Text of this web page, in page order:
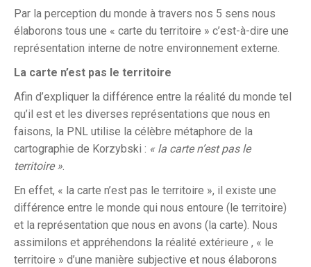
Par la perception du monde à travers nos 5 sens nous
élaborons tous une « carte du territoire » c’est-à-dire une
représentation interne de notre environnement externe.
La carte n’est pas le territoire
Afin d’expliquer la différence entre la réalité du monde tel
qu’il est et les diverses représentations que nous en
faisons, la PNL utilise la célèbre métaphore de la
cartographie de Korzybski : « la carte n’est pas le
territoire ».
En effet, « la carte n’est pas le territoire », il existe une
différence entre le monde qui nous entoure (le territoire)
et la représentation que nous en avons (la carte). Nous
assimilons et appréhendons la réalité extérieure , « le
territoire » d’une manière subjective et nous élaborons